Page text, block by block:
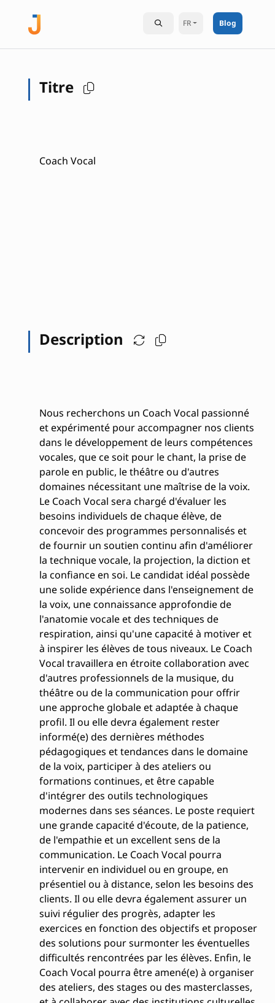
FR Blog
Titre
Coach Vocal
Description
Nous recherchons un Coach Vocal passionné
et expérimenté pour accompagner nos clients
dans le développement de leurs compétences
vocales, que ce soit pour le chant, la prise de
parole en public, le théâtre ou d'autres
domaines nécessitant une maîtrise de la voix.
Le Coach Vocal sera chargé d'évaluer les
besoins individuels de chaque élève, de
concevoir des programmes personnalisés et
de fournir un soutien continu afin d'améliorer
la technique vocale, la projection, la diction et
la confiance en soi. Le candidat idéal possède
une solide expérience dans l'enseignement de
la voix, une connaissance approfondie de
l'anatomie vocale et des techniques de
respiration, ainsi qu'une capacité à motiver et
à inspirer les élèves de tous niveaux. Le Coach
Vocal travaillera en étroite collaboration avec
d'autres professionnels de la musique, du
théâtre ou de la communication pour offrir
une approche globale et adaptée à chaque
profil. Il ou elle devra également rester
informé(e) des dernières méthodes
pédagogiques et tendances dans le domaine
de la voix, participer à des ateliers ou
formations continues, et être capable
d'intégrer des outils technologiques
modernes dans ses séances. Le poste requiert
une grande capacité d'écoute, de la patience,
de l'empathie et un excellent sens de la
communication. Le Coach Vocal pourra
intervenir en individuel ou en groupe, en
présentiel ou à distance, selon les besoins des
clients. Il ou elle devra également assurer un
suivi régulier des progrès, adapter les
exercices en fonction des objectifs et proposer
des solutions pour surmonter les éventuelles
difficultés rencontrées par les élèves. Enfin, le
Coach Vocal pourra être amené(e) à organiser
des ateliers, des stages ou des masterclasses,